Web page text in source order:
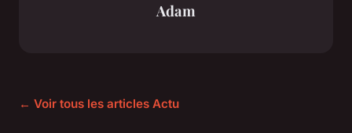
Adam
← Voir tous les articles Actu